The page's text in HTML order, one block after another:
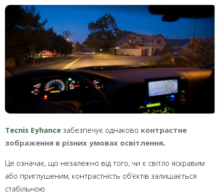
Tecnis Eyhance забезпечує однаково контрастне
зображення в різних умовах освітлення.
Це означає, що незалежно від того, чи є світло яскравим
або приглушеним, контрастність об’єктів залишається
стабільною